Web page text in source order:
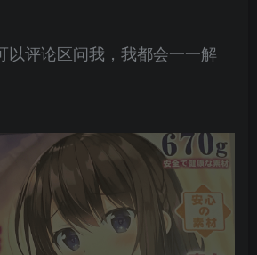
以评论区问我，我都会一一解